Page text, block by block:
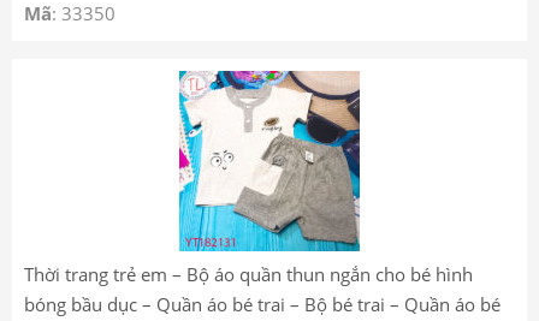
Mã: 33350
Thời trang trẻ em – Bộ áo quần thun ngắn cho bé hình
bóng bầu dục – Quần áo bé trai – Bộ bé trai – Quần áo bé